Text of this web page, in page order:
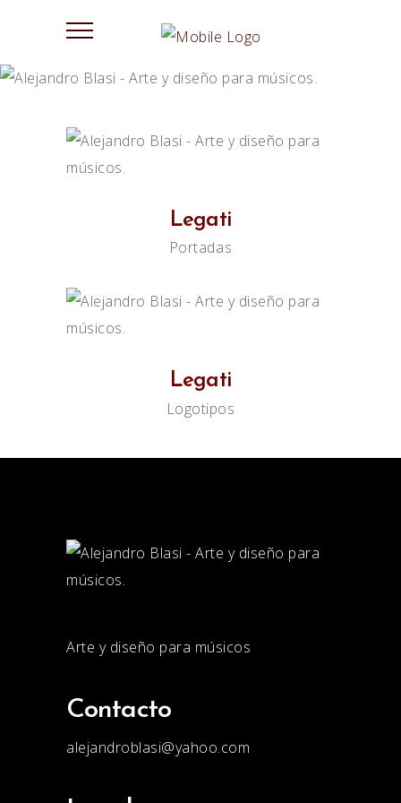
Legati
Portadas
Legati
Logotipos
Arte y diseño para músicos
Contacto
alejandroblasi@yahoo.com